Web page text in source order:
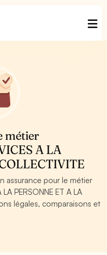
métier
A LA
assurance pour le métier
PERSONNE ET A LA
légales, comparaisons et